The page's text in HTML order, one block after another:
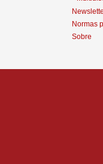
Normas
Sobre